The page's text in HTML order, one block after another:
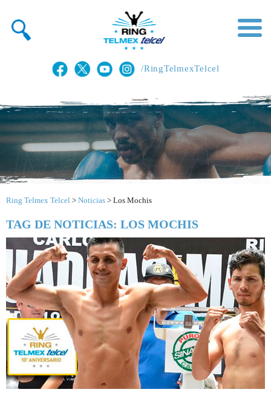
/RingTelmexTelcel
Ring Telmex Telcel > Noticias > Los Mochis
TAG DE NOTICIAS: LOS MOCHIS